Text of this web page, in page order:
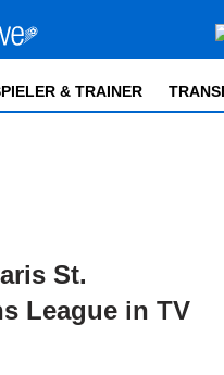
& TRAINER
St.
League in TV